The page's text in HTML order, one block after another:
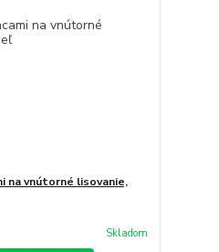
na vnútorné lisovanie,
Skladom